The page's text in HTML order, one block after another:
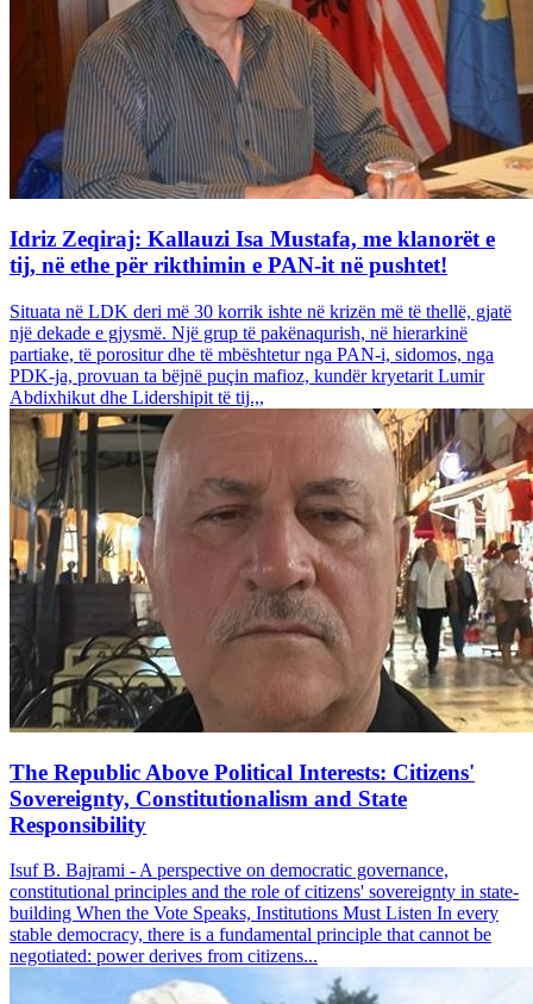
Idriz Zeqiraj: Kallauzi Isa Mustafa, me klanorët e
tij, në ethe për rikthimin e PAN-it në pushtet!
Situata në LDK deri më 30 korrik ishte në krizën më të thellë, gjatë
një dekade e gjysmë. Një grup të pakënaqurish, në hierarkinë
partiake, të porositur dhe të mbështetur nga PAN-i, sidomos, nga
PDK-ja, provuan ta bëjnë puçin mafioz, kundër kryetarit Lumir
Abdixhikut dhe Lidershipit të tij.,,
The Republic Above Political Interests: Citizens'
Sovereignty, Constitutionalism and State
Responsibility
Isuf B. Bajrami - A perspective on democratic governance,
constitutional principles and the role of citizens' sovereignty in state-
building When the Vote Speaks, Institutions Must Listen In every
stable democracy, there is a fundamental principle that cannot be
negotiated: power derives from citizens...